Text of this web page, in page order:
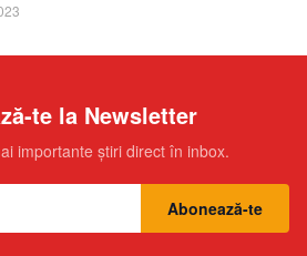
te la Newsletter
importante știri direct în inbox.
Abonează-te